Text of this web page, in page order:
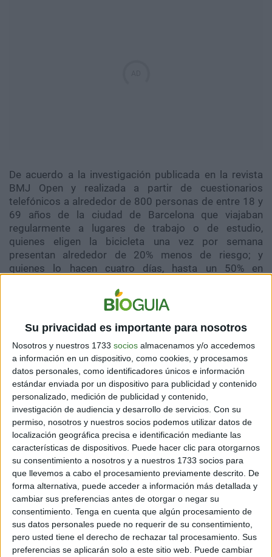
Su privacidad es importante para nosotros
Nosotros y nuestros 1733 socios almacenamos y/o accedemos
a información en un dispositivo, como cookies, y procesamos
datos personales, como identificadores únicos e información
estándar enviada por un dispositivo para publicidad y contenido
personalizado, medición de publicidad y contenido,
investigación de audiencia y desarrollo de servicios. Con su
permiso, nosotros y nuestros socios podemos utilizar datos de
localización geográfica precisa e identificación mediante las
características de dispositivos. Puede hacer clic para otorgarnos
su consentimiento a nosotros y a nuestros 1733 socios para
que llevemos a cabo el procesamiento previamente descrito. De
forma alternativa, puede acceder a información más detallada y
cambiar sus preferencias antes de otorgar o negar su
consentimiento. Tenga en cuenta que algún procesamiento de
sus datos personales puede no requerir de su consentimiento,
pero usted tiene el derecho de rechazar tal procesamiento. Sus
preferencias se aplicarán solo a este sitio web. Puede cambiar
De acuerdo a la investigación publicada en la revista
BMJ Open y realizada a partir de cuestionarios
telefónicos a alrededor de 800 personas de entre 18 y
69 años de la ciudad de Barcelona que viajaban
regularmente a lugares de trabajo o de estudio,
quienes eligen la bicicleta una vez por semana
presentan alrededor de 20% menos de riesgo; y
quienes lo hacen cuatro días, hasta un 50% en
Por otro lado, también el estudio señala que el riesgo
de estrés disminuye cuando el entorno urbano es más
amigable para el uso de bicicletas, por ejemplo, cuando
hay sendas especiales para andar, o estaciones
públicas cercanas.
[Mira las 10 bicicletas más hermosas del planeta]